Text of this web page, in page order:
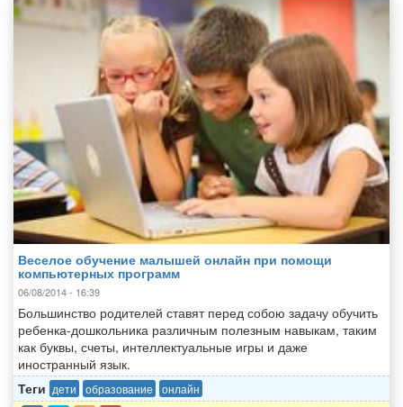
Веселое обучение малышей онлайн при помощи
компьютерных программ
06/08/2014 - 16:39
Большинство родителей ставят перед собою задачу обучить
ребенка-дошкольника различным полезным навыкам, таким
как буквы, счеты, интеллектуальные игры и даже
иностранный язык.
Теги дети образование онлайн